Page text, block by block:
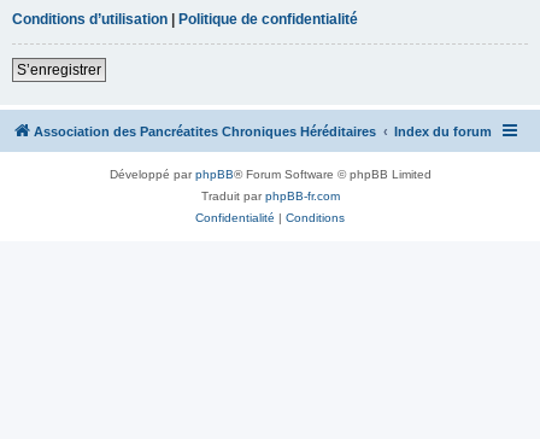
Conditions d’utilisation | Politique de confidentialité
S’enregistrer
Association des Pancréatites Chroniques Héréditaires Index du forum
Développé parphpBB® Forum Software © phpBB Limited
Traduit parphpBB-fr.com
Confidentialité | Conditions